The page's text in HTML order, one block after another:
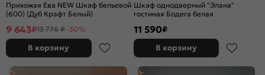
Прихожая Ева NEW Шкаф бельевой
(600) (Дуб Крафт Белый)
9 643₽13 776 ₽ -30%
В корзину
Шкаф однодверный "Элана"
гостиная Бодега белая
11 590₽
В корзину